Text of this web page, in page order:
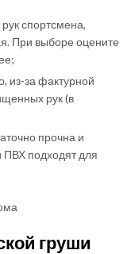
спортсмена,
При выборе оцените
из-за фактурной
рук (в
прочна и
ПВХ подходят для
груши